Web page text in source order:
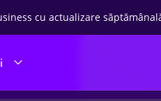
cu actualizare